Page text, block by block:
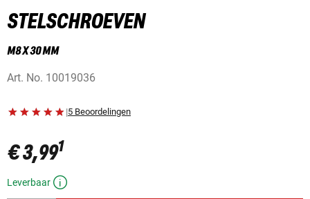
STELSCHROEVEN
M8 X 30 MM
Art. No. 10019036
|5 Beoordelingen
€ 3,991
Leverbaar